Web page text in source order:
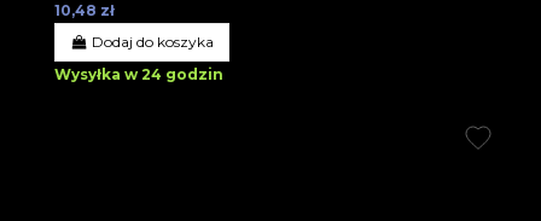
10,48 zł
Dodaj do koszyka
Wysyłka w 24 godzin